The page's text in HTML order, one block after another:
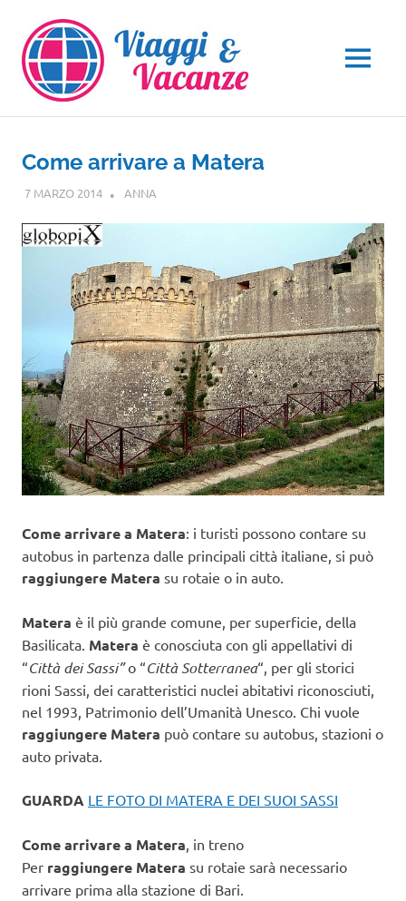
contenuto
MENU
Come arrivare a Matera
7 MARZO 2014 ANNA
Come arrivare a Matera: i turisti possono contare su
autobus in partenza dalle principali città italiane, si può
raggiungere Matera su rotaie o in auto.
Matera è il più grande comune, per superficie, della
Basilicata. Matera è conosciuta con gli appellativi di
“Città dei Sassi”o “Città Sotterranea“, per gli storici
rioni Sassi, dei caratteristici nuclei abitativi riconosciuti,
nel 1993, Patrimonio dell’Umanità Unesco. Chi vuole
raggiungere Matera può contare su autobus, stazioni o
auto privata.
GUARDA LE FOTO DI MATERA E DEI SUOI SASSI
Come arrivare a Matera, in treno
Per raggiungere Matera su rotaie sarà necessario
arrivare prima alla stazione di Bari.